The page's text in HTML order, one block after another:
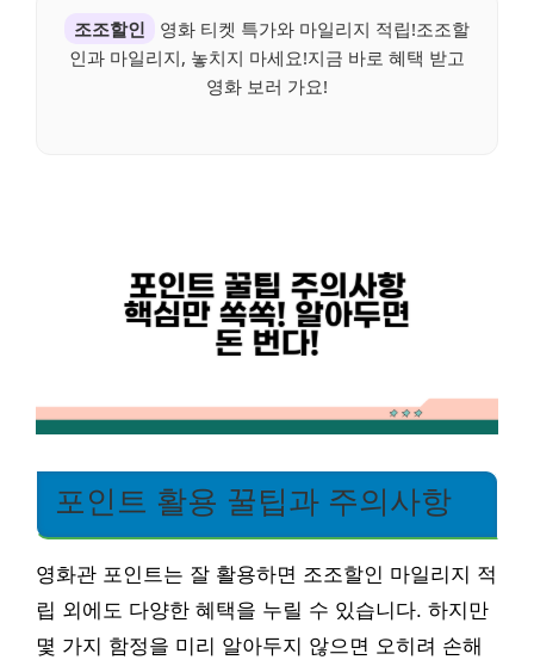
조조할인
영화 티켓 특가와 마일리지 적립!조조할
인과 마일리지, 놓치지 마세요!지금 바로 혜택 받고
영화 보러 가요!
포인트 활용 꿀팁과 주의사항
영화관 포인트는 잘 활용하면 조조할인 마일리지 적
립 외에도 다양한 혜택을 누릴 수 있습니다. 하지만
몇 가지 함정을 미리 알아두지 않으면 오히려 손해